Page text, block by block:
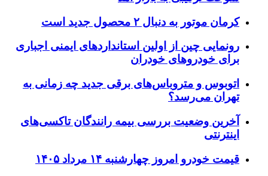
موتور به دنبال ۲ محصول جدید است
چین از اولین استانداردهای ایمنی اجباری
خودروهای خودران
و متروباس‌های برقی جدید چه زمانی به
می‌رسد؟
وضعیت بررسی بیمه رانندگان تاکسی‌های
خودرو امروز چهارشنبه ۱۴ مرداد ۱۴۰۵